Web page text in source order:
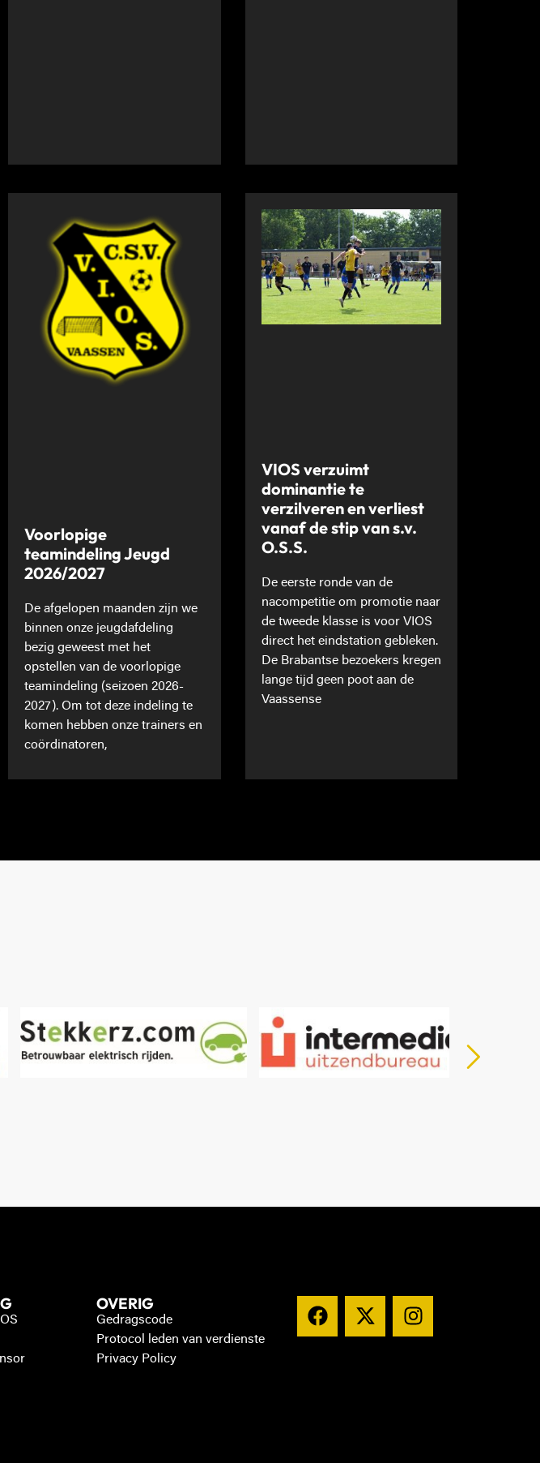
Voorlopige
teamindeling Jeugd
2026/2027
De afgelopen maanden zijn we
binnen onze jeugdafdeling
bezig geweest met het
opstellen van de voorlopige
teamindeling (seizoen 2026-
2027). Om tot deze indeling te
komen hebben onze trainers en
coördinatoren,
VIOS verzuimt
dominantie te
verzilveren en verliest
vanaf de stip van s.v.
O.S.S.
De eerste ronde van de
nacompetitie om promotie naar
de tweede klasse is voor VIOS
direct het eindstation gebleken.
De Brabantse bezoekers kregen
lange tijd geen poot aan de
Vaassense
OVERIG
Gedragscode
Protocol leden van verdienste
Privacy Policy